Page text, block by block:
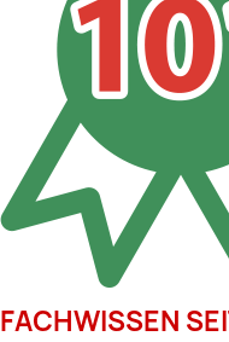
FACHWISSEN